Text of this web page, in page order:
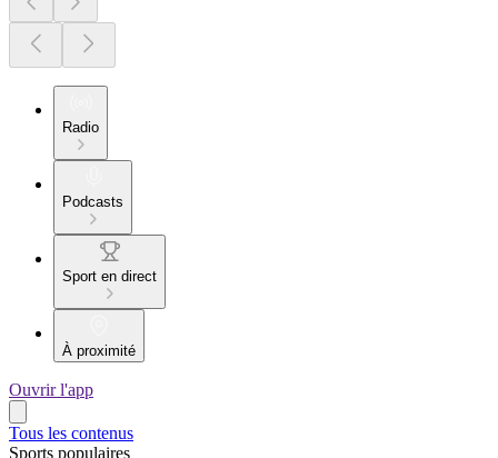
Radio
Podcasts
Sport en direct
À proximité
Ouvrir l'app
Tous les contenus
Sports populaires